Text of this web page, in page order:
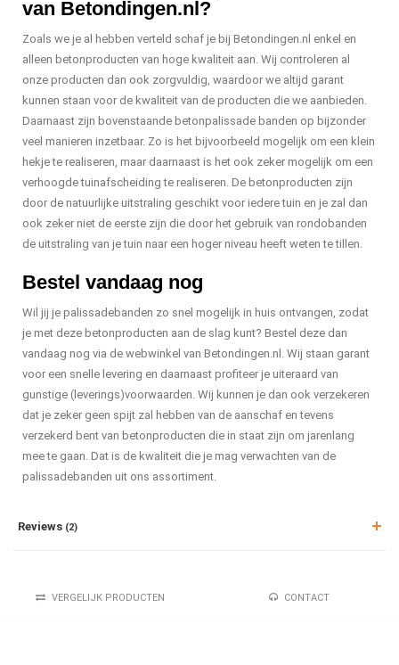
van Betondingen.nl?
Zoals we je al hebben verteld schaf je bij Betondingen.nl enkel en
alleen betonproducten van hoge kwaliteit aan. Wij controleren al
onze producten dan ook zorgvuldig, waardoor we altijd garant
kunnen staan voor de kwaliteit van de producten die we aanbieden.
Daarnaast zijn bovenstaande betonpalissade banden op bijzonder
veel manieren inzetbaar. Zo is het bijvoorbeeld mogelijk om een klein
hekje te realiseren, maar daarnaast is het ook zeker mogelijk om een
verhoogde tuinafscheiding te realiseren. De betonproducten zijn
door de natuurlijke uitstraling geschikt voor iedere tuin en je zal dan
ook zeker niet de eerste zijn die door het gebruik van rondobanden
de uitstraling van je tuin naar een hoger niveau heeft weten te tillen.
Bestel vandaag nog
Wil jij je palissadebanden zo snel mogelijk in huis ontvangen, zodat
je met deze betonproducten aan de slag kunt? Bestel deze dan
vandaag nog via de webwinkel van Betondingen.nl. Wij staan garant
voor een snelle levering en daarnaast profiteer je uiteraard van
gunstige (leverings)voorwaarden. Wij kunnen je dan ook verzekeren
dat je zeker geen spijt zal hebben van de aanschaf en tevens
verzekerd bent van betonproducten die in staat zijn om jarenlang
mee te gaan. Dat is de kwaliteit die je mag verwachten van de
palissadebanden uit ons assortiment.
Reviews (2)
VERGELIJK PRODUCTEN CONTACT